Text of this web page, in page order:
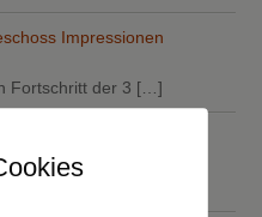
Impressionen
Fortschritt der 3 […]